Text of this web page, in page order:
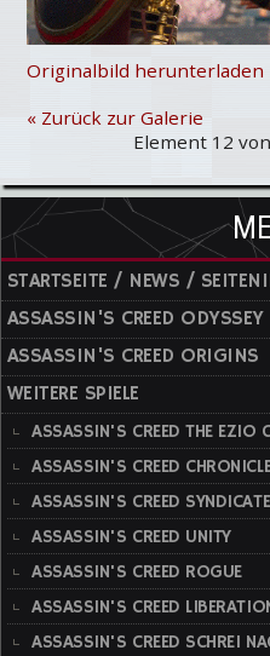
Originalbild herunterladen
« Zurück zur Galerie
Element 12
STARTSEITE / NEWS /
ASSASSIN'S CREED ODYSSEY
ASSASSIN'S CREED ORIGINS
WEITERE SPIELE
ASSASSIN'S CREED THE EZIO
ASSASSIN'S CREED
ASSASSIN'S CREED SYNDICATE
ASSASSIN'S CREED UNITY
ASSASSIN'S CREED ROGUE
ASSASSIN'S CREED
ASSASSIN'S CREED SCHREI